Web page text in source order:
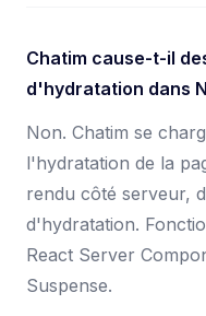
Chatim cause-t-il
d'hydratation dans
Non. Chatim se
l'hydratation de la
rendu côté serveur,
d'hydratation.
React Server
Suspense.